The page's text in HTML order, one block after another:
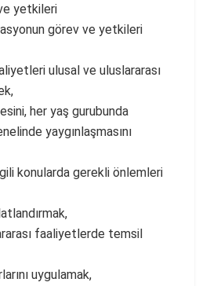
yetkileri
görev ve yetkileri
ulusal ve uluslararası
her yaş gurubunda
yaygınlaşmasını
konularda gerekli önlemleri
faaliyetlerde temsil
uygulamak,